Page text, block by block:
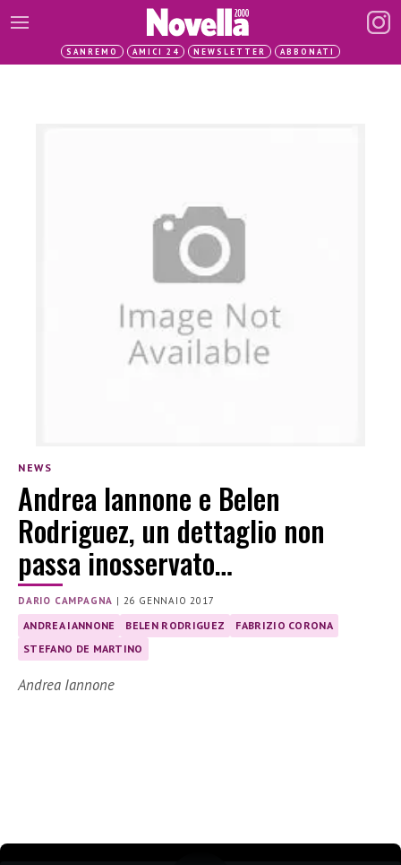
SANREMO AMICI 24 NEWSLETTER ABBONATI
NEWS
Andrea Iannone e Belen
Rodriguez, un dettaglio non
passa inosservato…
DARIO CAMPAGNA | 26 GENNAIO 2017
ANDREA IANNONE BELEN RODRIGUEZ
FABRIZIO CORONA
STEFANO DE MARTINO
Andrea Iannone